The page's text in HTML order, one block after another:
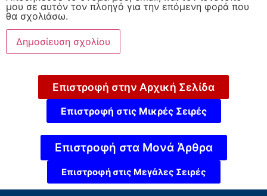
μου σε αυτόν τον πλοηγό για την επόμενη φορά που
θα σχολιάσω.
Επιστροφή στην Αρχική Σελίδα
Επιστροφή στις Μικρές Σειρές
Επιστροφή στα Μονά Άρθρα
Επιστροφή στις Μεγάλες Σειρές